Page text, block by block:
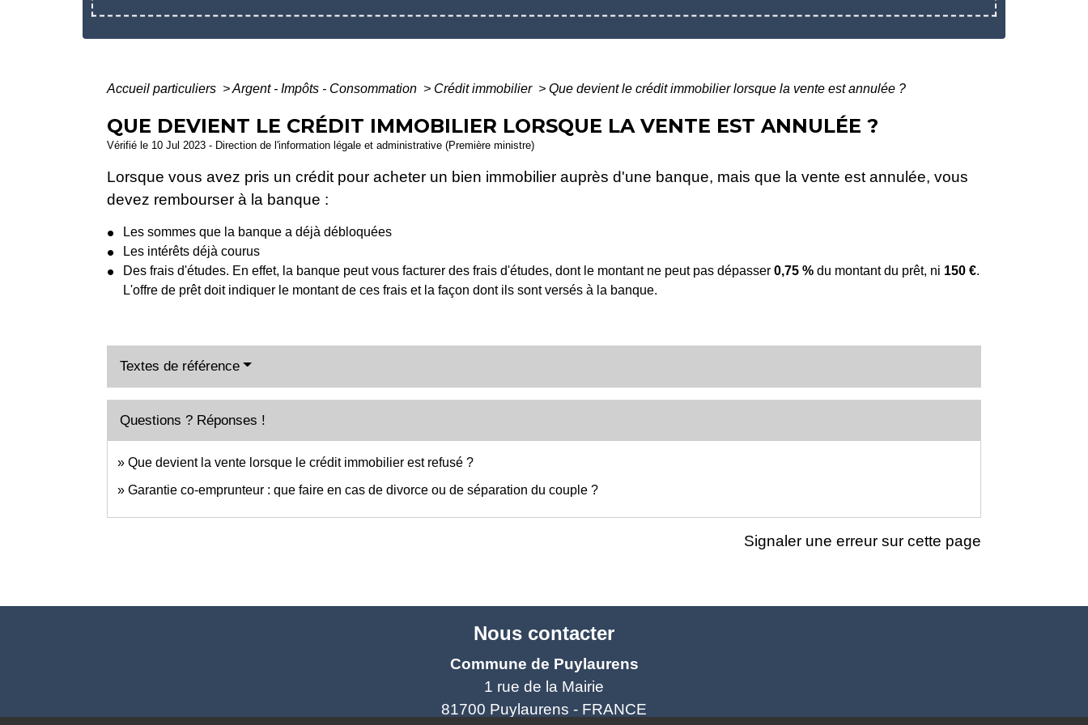
Accueil particuliers >Argent - Impôts - Consommation > Crédit immobilier > Que devient le crédit immobilier lorsque la vente est annulée ?
QUE DEVIENT LE CRÉDIT IMMOBILIER LORSQUE LA VENTE EST ANNULÉE ?
Vérifié le 10 Jul 2023 - Direction de l'information légale et administrative (Première ministre)
Lorsque vous avez pris un crédit pour acheter un bien immobilier auprès d'une banque, mais que la vente est annulée, vous
devez rembourser à la banque :
Les sommes que la banque a déjà débloquées
Les intérêts déjà courus
Des frais d'études. En effet, la banque peut vous facturer des frais d'études, dont le montant ne peut pas dépasser 0,75 % du montant du prêt, ni 150 €.
L'offre de prêt doit indiquer le montant de ces frais et la façon dont ils sont versés à la banque.
Textes de référence
Questions ? Réponses !
Que devient la vente lorsque le crédit immobilier est refusé ?
Garantie co-emprunteur : que faire en cas de divorce ou de séparation du couple ?
Signaler une erreur sur cette page
Nous contacter
Commune de Puylaurens
1 rue de la Mairie
81700 Puylaurens - FRANCE